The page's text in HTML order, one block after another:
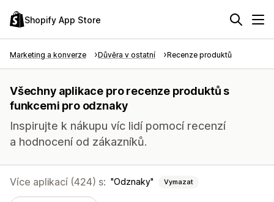
Shopify App Store
Marketing a konverze Důvěra v ostatní Recenze produktů
Všechny aplikace pro recenze produktů s
funkcemi pro odznaky
Inspirujte k nákupu víc lidí pomocí recenzí
a hodnocení od zákazníků.
Více aplikací (424) s: Odznaky Vymazat